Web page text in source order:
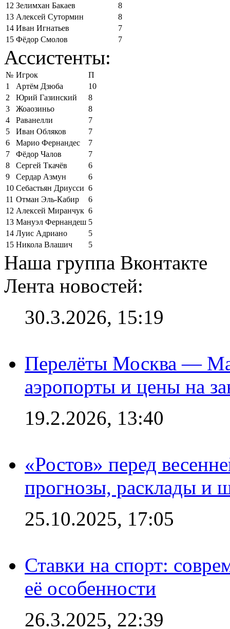
12 Зелимхан Бакаев
8
13 Алексей Сутормин
8
14 Иван Игнатьев
7
15 Фёдор Смолов 7
Ассистенты:
№ Игрок
П
1
Артём Дзюба
10
2
Юрий Газинский
8
3
Жоаозиньо
8
4
Раванелли
7
5
Иван Обляков
7
6
Марио Фернандес
7
7
Фёдор Чалов
7
8
Сергей Ткачёв
6
9
Сердар Азмун
6
10 Себастьян Дриусси 6
11 Отман Эль-Кабир
6
12 Алексей Миранчук 6
13 Мануэл Фернандеш 5
14 Луис Адриано
5
15 Никола Влашич 5
Наша группа Вконтакте
Лента новостей:
30.3.2026, 15:19
Перелёты Москва —
аэропорты и цены на
19.2.2026, 13:40
«Ростов» перед
прогнозы, расклады и
25.10.2025, 17:05
Ставки на спорт:
её особенности
26.3.2025, 22:39